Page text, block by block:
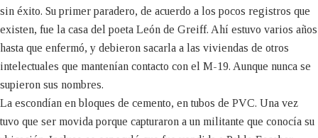
sin éxito. Su primer paradero, de acuerdo a los pocos registros que
existen, fue la casa del poeta León de Greiff. Ahí estuvo varios años
hasta que enfermó, y debieron sacarla a las viviendas de otros
intelectuales que mantenían contacto con el M-19. Aunque nunca se
supieron sus nombres.
La escondían en bloques de cemento, en tubos de PVC. Una vez
tuvo que ser movida porque capturaron a un militante que conocía su